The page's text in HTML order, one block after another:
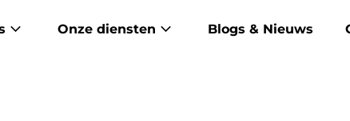
Onze diensten Blogs & Nieuws